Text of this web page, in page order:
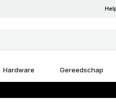
Hardware Gereedschap